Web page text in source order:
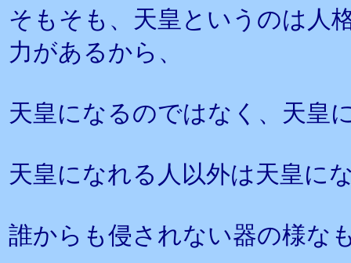
そもそも、天皇というのは人
力があるから、
天皇になるのではなく、天皇
天皇になれる人以外は天皇に
誰からも侵されない器の様な